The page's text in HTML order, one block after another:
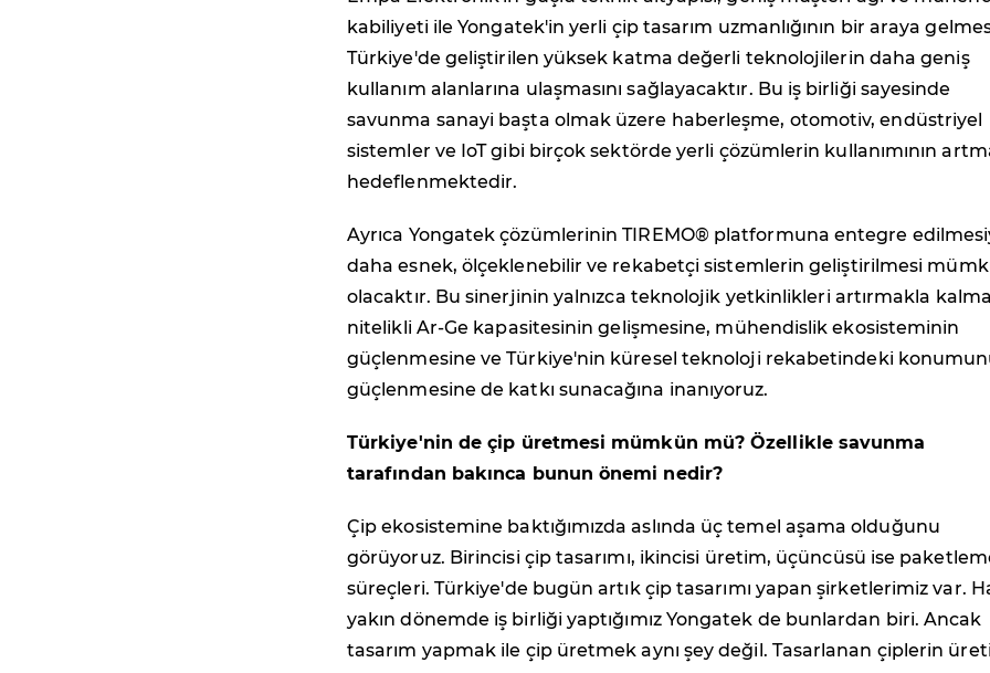
kabiliyeti ile Yongatek'in yerli çip tasarım uzmanlığının bir araya
Türkiye'de geliştirilen yüksek katma değerli teknolojilerin daha geniş
kullanım alanlarına ulaşmasını sağlayacaktır. Bu iş birliği sayesinde
savunma sanayi başta olmak üzere haberleşme, otomotiv, endüstriyel
sistemler ve IoT gibi birçok sektörde yerli çözümlerin kullanımının
hedeflenmektedir.
Ayrıca Yongatek çözümlerinin TIREMO® platformuna entegre
daha esnek, ölçeklenebilir ve rekabetçi sistemlerin geliştirilmesi
olacaktır. Bu sinerjinin yalnızca teknolojik yetkinlikleri artırmakla
nitelikli Ar-Ge kapasitesinin gelişmesine, mühendislik ekosisteminin
güçlenmesine ve Türkiye'nin küresel teknoloji rekabetindeki
güçlenmesine de katkı sunacağına inanıyoruz.
Türkiye'nin de çip üretmesi mümkün mü? Özellikle savunma
tarafından bakınca bunun önemi nedir?
Çip ekosistemine baktığımızda aslında üç temel aşama olduğunu
görüyoruz. Birincisi çip tasarımı, ikincisi üretim, üçüncüsü ise
süreçleri. Türkiye'de bugün artık çip tasarımı yapan şirketlerimiz var.
yakın dönemde iş birliği yaptığımız Yongatek de bunlardan biri. Ancak
tasarım yapmak ile çip üretmek aynı şey değil. Tasarlanan çiplerin